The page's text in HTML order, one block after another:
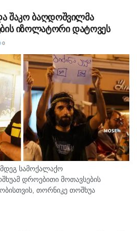
შაკო ბაღდოშვილმა
იზოლატორი დატოვეს
0
სამოქალაქო
დროებითი მოთავსების
თორნიკე თოშხუა
საკრებულოსთან
ბანერი "ბიძინა ყ - არაა/არის?".